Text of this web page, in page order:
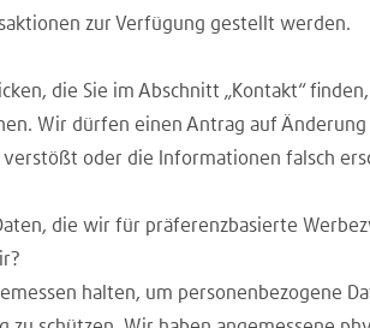
zur Verfügung gestellt werden.
die Sie im Abschnitt „Kontakt“
Wir dürfen einen Antrag auf
oder die Informationen falsch
die wir für präferenzbasierte
halten, um personenbezogene